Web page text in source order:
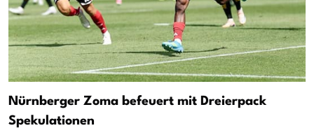
Nürnberger Zoma befeuert mit Dreierpack
Spekulationen